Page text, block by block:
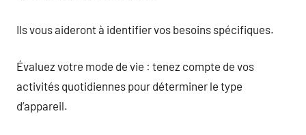
Ils vous aideront à identifier vos besoins spécifiques.
Évaluez votre mode de vie : tenez compte de vos
activités quotidiennes pour déterminer le type
d’appareil.